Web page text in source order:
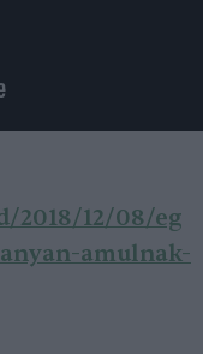
12/08/eg
amulnak-